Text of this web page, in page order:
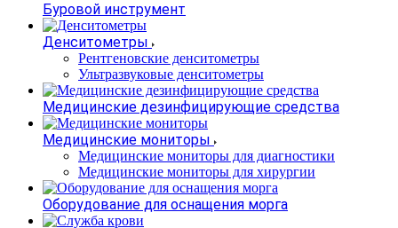
Буровой инструмент
Денситометры
Рентгеновские денситометры
Ультразвуковые денситометры
Медицинские дезинфицирующие средства
Медицинские мониторы
Медицинские мониторы для диагностики
Медицинские мониторы для хирургии
Оборудование для оснащения морга